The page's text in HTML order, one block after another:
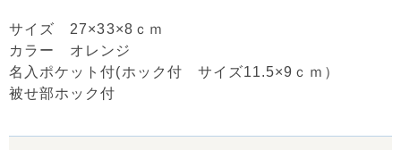
サイズ 27×33×8ｃｍ
カラー オレンジ
名入ポケット付(ホック付 サイズ11.5×9ｃｍ）
被せ部ホック付